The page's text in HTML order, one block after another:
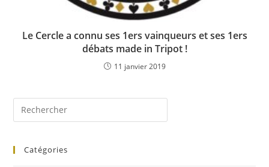
Le Cercle a connu ses 1ers vainqueurs et ses 1ers
débats made in Tripot !
11 janvier 2019
Catégories